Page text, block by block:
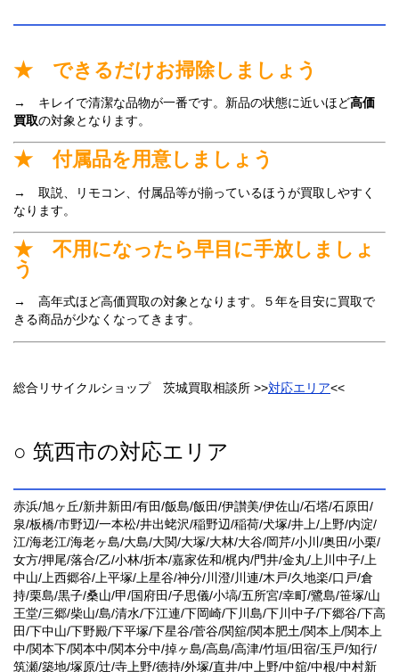
★ できるだけお掃除しましょう
→ キレイで清潔な品物が一番です。新品の状態に近いほど高価
買取の対象となります。
★ 付属品を用意しましょう
→ 取説、リモコン、付属品等が揃っているほうが買取しやすく
なります。
★ 不用になったら早目に手放しましょ
う
→ 高年式ほど高価買取の対象となります。５年を目安に買取で
きる商品が少なくなってきます。
総合リサイクルショップ 茨城買取相談所 >>対応エリア<<
○ 筑西市の対応エリア
赤浜/旭ヶ丘/新井新田/有田/飯島/飯田/伊讃美/伊佐山/石塔/石原田/
泉/板橋/市野辺/一本松/井出蛯沢/稲野辺/稲荷/犬塚/井上/上野/内淀/
江/海老江/海老ヶ島/大島/大関/大塚/大林/大谷/岡芹/小川/奥田/小栗/
女方/押尾/落合/乙/小林/折本/嘉家佐和/梶内/門井/金丸/上川中子/上
中山/上西郷谷/上平塚/上星谷/神分/川澄/川連/木戸/久地楽/口戸/倉
持/栗島/黒子/桑山/甲/国府田/子思儀/小塙/五所宮/幸町/鷺島/笹塚/山
王堂/三郷/柴山/島/清水/下江連/下岡崎/下川島/下川中子/下郷谷/下高
田/下中山/下野殿/下平塚/下星谷/菅谷/関舘/関本肥土/関本上/関本上
中/関本下/関本中/関本分中/掉ヶ島/高島/高津/竹垣/田宿/玉戸/知行/
筑瀬/築地/塚原/辻/寺上野/徳持/外塚/直井/中上野/中舘/中根/中村新